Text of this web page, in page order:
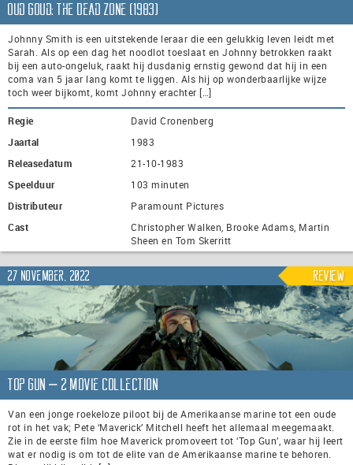
Oud Goud: The Dead Zone (1983)
Johnny Smith is een uitstekende leraar die een gelukkig leven leidt met
Sarah. Als op een dag het noodlot toeslaat en Johnny betrokken raakt
bij een auto-ongeluk, raakt hij dusdanig ernstig gewond dat hij in een
coma van 5 jaar lang komt te liggen. Als hij op wonderbaarlijke wijze
toch weer bijkomt, komt Johnny erachter […]
Regie
David Cronenberg
Jaartal
1983
Releasedatum
21-10-1983
Speelduur
103 minuten
Distributeur
Paramount Pictures
Cast
Christopher Walken, Brooke Adams, Martin
Sheen en Tom Skerritt
27 november, 2022 Review
Top Gun – 2 Movie Collection
Van een jonge roekeloze piloot bij de Amerikaanse marine tot een oude
rot in het vak; Pete ‘Maverick’ Mitchell heeft het allemaal meegemaakt.
Zie in de eerste film hoe Maverick promoveert tot ‘Top Gun’, waar hij leert
wat er nodig is om tot de elite van de Amerikaanse marine te behoren.